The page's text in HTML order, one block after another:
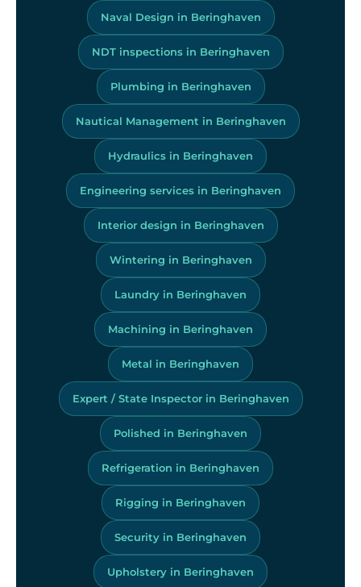
Naval Design in Beringhaven
NDT inspections in Beringhaven
Plumbing in Beringhaven
Nautical Management in Beringhaven
Hydraulics in Beringhaven
Engineering services in Beringhaven
Interior design in Beringhaven
Wintering in Beringhaven
Laundry in Beringhaven
Machining in Beringhaven
Metal in Beringhaven
Expert / State Inspector in Beringhaven
Polished in Beringhaven
Refrigeration in Beringhaven
Rigging in Beringhaven
Security in Beringhaven
Upholstery in Beringhaven